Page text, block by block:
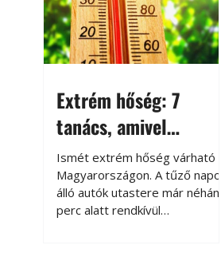
Extrém hőség: 7
tanács, amivel
megóvhatjuk
autónkat a nyári
károktól
Ismét extrém hőség várható
Magyarországon. A tűző napon
álló autók utastere már néhány
perc alatt rendkívül